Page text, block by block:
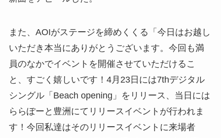
また、AOIがステージを締めくくる「今日はお越し
いただき本当にありがとうございます。今回も満
員のなかでイベントを開催させていただけるこ
と、すごく嬉しいです！4月23日には7thデジタル
シングル「Beach opening」をリリース、当日には
ららぽーと豊洲にてリリースイベントが行われま
す！今回私達はそのリリースイベントに来場者